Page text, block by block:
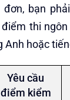
bạn
thi
Anh hoặc
Yêu cầu
điểm kiểm